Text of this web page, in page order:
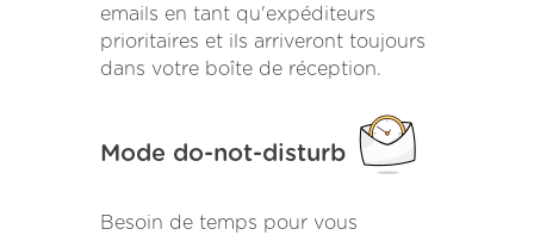
emails en tant qu'expéditeurs
prioritaires et ils arriveront toujours
dans votre boîte de réception.
Mode do-not-disturb
Besoin de temps pour vous